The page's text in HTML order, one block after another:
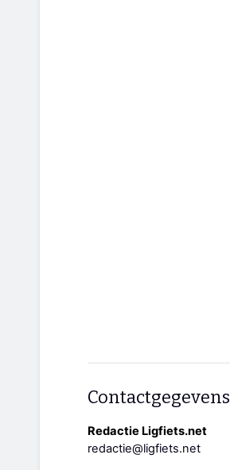
Contactgegevens
Redactie Ligfiets.net
redactie@ligfiets.net